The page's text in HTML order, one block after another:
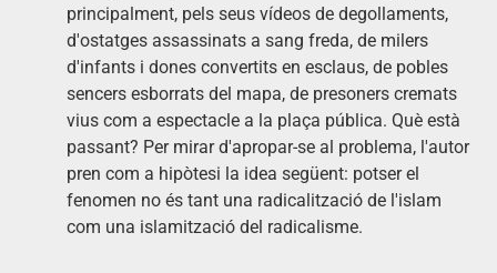
principalment, pels seus vídeos de degollaments,
d'ostatges assassinats a sang freda, de milers
d'infants i dones convertits en esclaus, de pobles
sencers esborrats del mapa, de presoners cremats
vius com a espectacle a la plaça pública. Què està
passant? Per mirar d'apropar-se al problema, l'autor
pren com a hipòtesi la idea següent: potser el
fenomen no és tant una radicalització de l'islam
com una islamització del radicalisme.